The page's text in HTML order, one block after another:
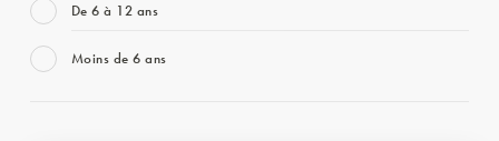
De 6 à 12 ans
Moins de 6 ans